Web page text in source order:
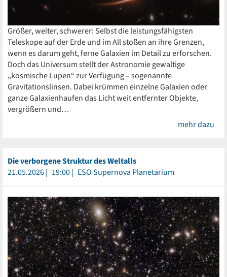
Größer, weiter, schwerer: Selbst die leistungsfähigsten
Teleskope auf der Erde und im All stoßen an ihre Grenzen,
wenn es darum geht, ferne Galaxien im Detail zu erforschen.
Doch das Universum stellt der Astronomie gewaltige
„kosmische Lupen“ zur Verfügung – sogenannte
Gravitationslinsen. Dabei krümmen einzelne Galaxien oder
ganze Galaxienhaufen das Licht weit entfernter Objekte,
vergrößern und…
mehr dazu
Die verborgene Struktur des Weltalls
21.05.2026
19:00 ESO Supernova Planetarium